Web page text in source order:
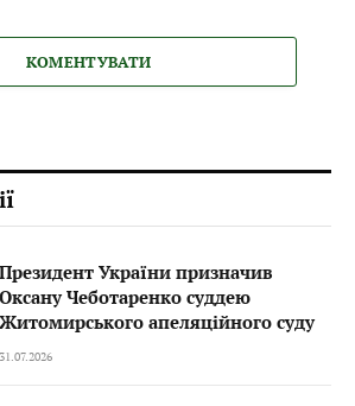
КОМЕНТУВАТИ
Президент України призначив
Оксану Чеботаренко суддею
Житомирського апеляційного суду
31.07.2026